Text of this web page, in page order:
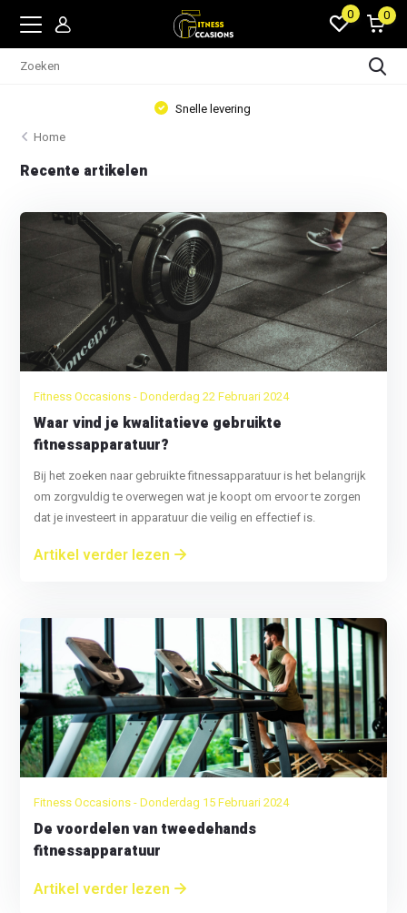
0 0
Snelle levering
Home
Recente artikelen
Fitness Occasions - Donderdag 22 Februari 2024
Waar vind je kwalitatieve gebruikte
fitnessapparatuur?
Bij het zoeken naar gebruikte fitnessapparatuur is het belangrijk
om zorgvuldig te overwegen wat je koopt om ervoor te zorgen
dat je investeert in apparatuur die veilig en effectief is.
Artikel verder lezen
Fitness Occasions - Donderdag 15 Februari 2024
De voordelen van tweedehands
fitnessapparatuur
Artikel verder lezen